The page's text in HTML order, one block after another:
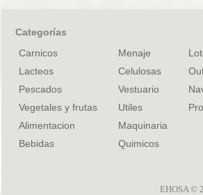
Categorías
Carnicos
Lacteos
Pescados
Vegetales y frutas
Alimentacion
Bebidas
Menaje
Celulosas
Vestuario
Utiles
Maquinaria
Quimicos
EHOSA ©